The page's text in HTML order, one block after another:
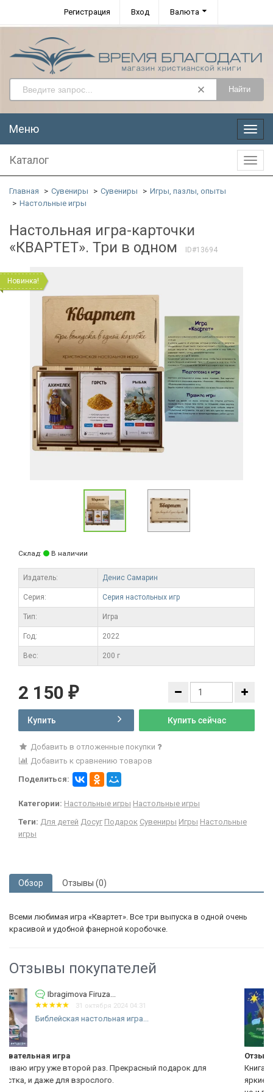
Регистрация Вход Валюта
Найти
Меню
Меню
Каталог
Главная Сувениры Сувениры
Игры, пазлы, опыты
Настольные игры
Настольная игра-карточки
«КВАРТЕТ». Три в одном
ID#13694
Новинка!
Склад: В наличии
Издатель: Денис Самарин
Серия: Серия настольных игр
Тип: Игра
Год: 2022
Вес: 200 г
2 150 ₽
Купить Купить сейчас
Добавить в отложенные покупки
Добавить к сравнению товаров
Поделиться:
Категории: Настольные игры Настольные игры
Теги: Для детей Досуг Подарок Сувениры Игры Настольные
игры
Обзор Отзывы (0)
Всеми любимая игра «Квартет». Все три выпуска в одной очень
красивой и удобной фанерной коробочке.
Отзывы покупателей
для
Уценка! РОЖДЕСТВЕНСКАЯ ИСТОРИЯ.
Отзыв
Книга очень интересная, ребенку очень понравилась
яркие, задания интересные. Ребёнок ни только